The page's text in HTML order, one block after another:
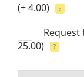
(+ 4.00)
?
25.00)
?